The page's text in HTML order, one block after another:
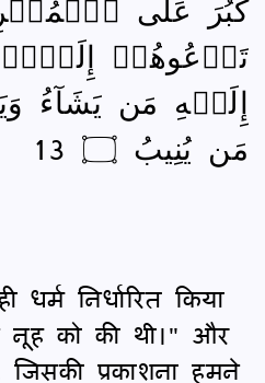
تَدۡعُوهُمۡ إِلَيۡهِۚ
إِلَيۡهِ مَن يَشَآءُ
مَن يُنِيبُ ۝ 13
निर्धारित किया
नूह को की थी।" और
प्रकाशना हमने